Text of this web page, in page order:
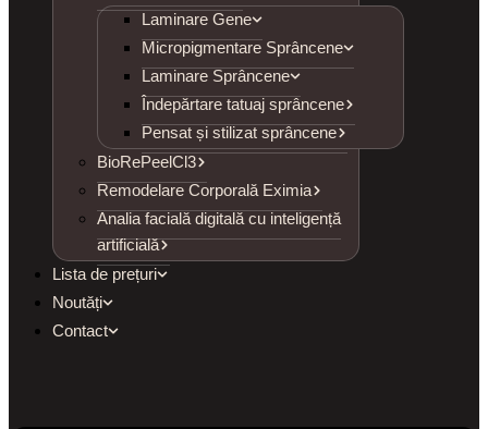
Laminare Gene
Micropigmentare Sprâncene
Laminare Sprâncene
Îndepărtare tatuaj sprâncene
Pensat și stilizat sprâncene
BioRePeelCl3
Remodelare Corporală Eximia
Analia facială digitală cu inteligență
artificială
Lista de prețuri
Noutăți
Contact